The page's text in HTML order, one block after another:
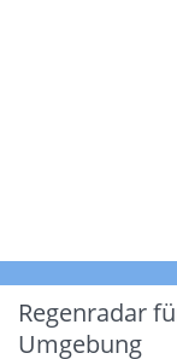
Regenradar
Umgebung